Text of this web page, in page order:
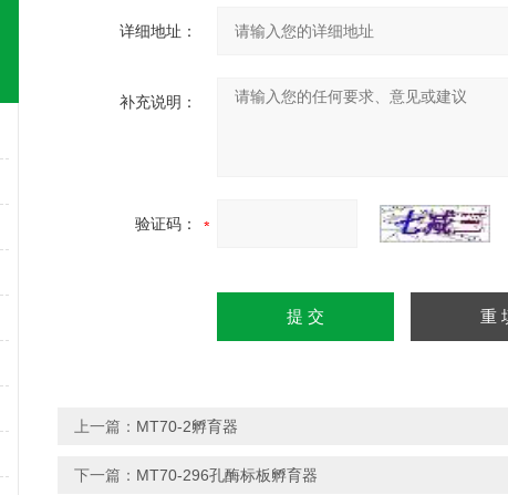
详细地址：
补充说明：
验证码：
上一篇： MT70-2孵育器
下一篇： MT70-296孔酶标板孵育器